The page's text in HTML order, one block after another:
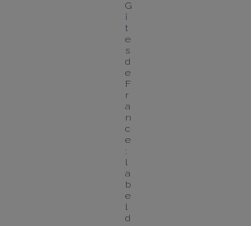
G
î
t
e
s
d
e
F
r
a
n
c
e
:
l
a
b
e
l
d